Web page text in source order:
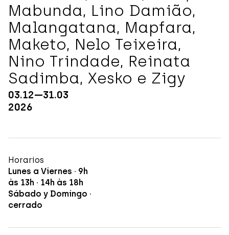
Mabunda, Lino Damião,
Malangatana, Mapfara,
Maketo, Nelo Teixeira,
Nino Trindade, Reinata
Sadimba, Xesko e Zigy
03.12—31.03
2026
Horarios
Lunes a Viernes · 9h
às 13h · 14h às 18h
Sábado y Domingo ·
cerrado